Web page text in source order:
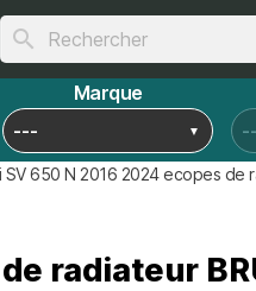
search
Marque
SV 650 N 2016 2024 ecopes de
radiateur